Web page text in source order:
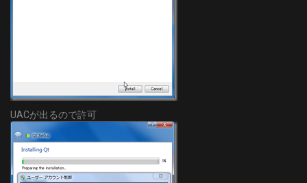
UACが出るので許可